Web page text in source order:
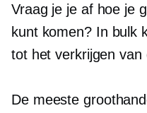
Vraag je je af hoe je
kunt komen? In bulk
tot het verkrijgen van
De meeste